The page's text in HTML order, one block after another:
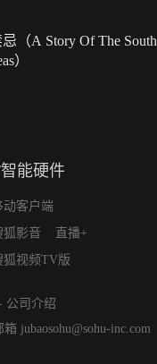
（A Story Of The South
）
能硬件
动客户端
狐影音
直播+
狐视频TV版
公司介绍
箱 jubaosohu@sohu-inc.com